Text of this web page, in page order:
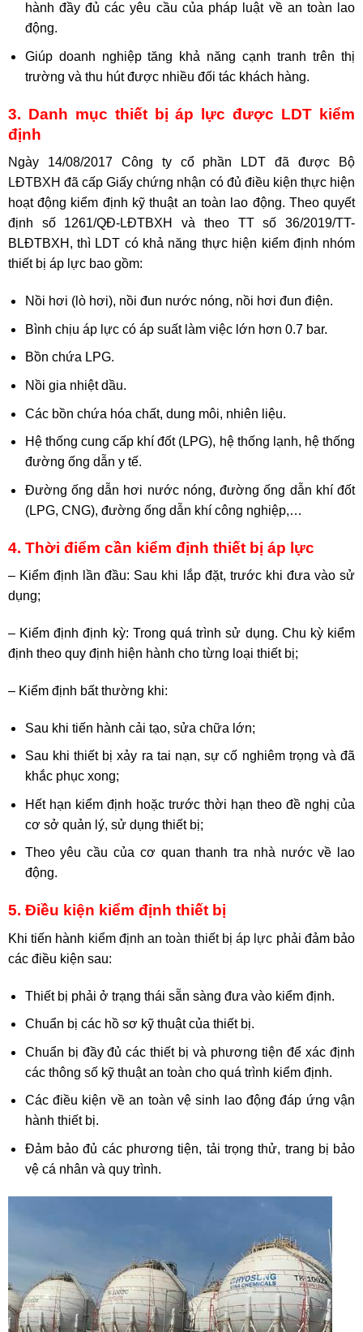
hành đầy đủ các yêu cầu của pháp luật về an toàn lao
động.
Giúp doanh nghiệp tăng khả năng cạnh tranh trên thị
trường và thu hút được nhiều đối tác khách hàng.
3. Danh mục thiết bị áp lực được LDT kiểm
định
Ngày 14/08/2017 Công ty cổ phần LDT đã được
Bộ
LĐTBXH đã cấp Giấy chứng nhận có đủ điều kiện thực hiện
hoạt động kiểm định kỹ thuật an toàn lao động. Theo quyết
định số 1261/QĐ-LĐTBXH và theo TT số 36/2019/TT-
BLĐTBXH, thì LDT có khả năng thực hiện kiểm định nhóm
thiết bị áp lực bao gồm:
Nồi hơi (lò hơi), nồi đun nước nóng, nồi hơi đun điện.
Bình chịu áp lực có áp suất làm việc lớn hơn 0.7 bar.
Bồn chứa LPG.
Nồi gia nhiệt dầu.
Các bồn chứa hóa chất, dung môi, nhiên liệu.
Hệ thống cung cấp khí đốt (LPG), hệ thống lạnh, hệ thống
đường ống dẫn y tế.
Đường ống dẫn hơi nước nóng, đường ống dẫn khí đốt
(LPG, CNG), đường ống dẫn khí công nghiệp,…
4. Thời điểm cần kiểm định thiết bị áp lực
– Kiểm định lần đầu: Sau khi lắp đặt, trước khi đưa vào sử
dụng;
– Kiểm định định kỳ: Trong quá trình sử dụng. Chu kỳ kiểm
định theo quy định hiện hành cho từng loại thiết bị;
– Kiểm định bất thường khi:
Sau khi tiến hành cải tạo, sửa chữa lớn;
Sau khi thiết bị xảy ra tai nạn, sự cố nghiêm trọng và đã
khắc phục xong;
Hết hạn kiểm định hoặc trước thời hạn theo đề nghị của
cơ sở quản lý, sử dụng thiết bị;
Theo yêu cầu của cơ quan thanh tra nhà nước về lao
động.
5. Điều kiện kiểm định thiết bị
Khi tiến hành kiểm định an toàn thiết bị áp lực phải đảm bảo
các điều kiện sau:
Thiết bị phải ở trạng thái sẵn sàng đưa vào kiểm định.
Chuẩn bị các hồ sơ kỹ thuật của thiết bị.
Chuẩn bị đầy đủ các thiết bị và phương tiện để xác định
các thông số kỹ thuật an toàn cho quá trình kiểm định.
Các điều kiện về an toàn vệ sinh lao động đáp ứng vận
hành thiết bị.
Đảm bảo đủ các phương tiện, tải trọng thử, trang bị bảo
vệ cá nhân và quy trình.